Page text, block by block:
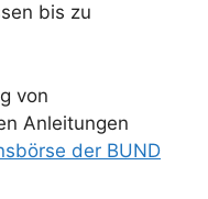
bis zu
von
Anleitungen
rse der BUND